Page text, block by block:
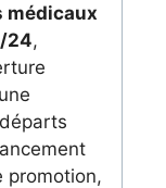
médicaux
24,
promotion,